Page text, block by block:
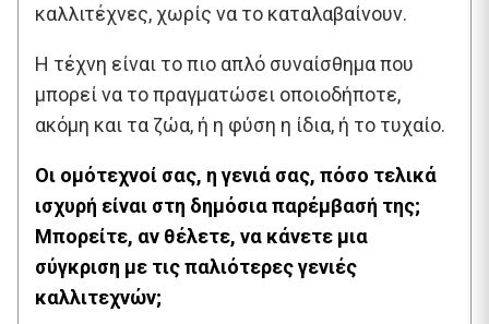
καλλιτέχνες, χωρίς να το καταλαβαίνουν.
Η τέχνη είναι το πιο απλό συναίσθημα που
μπορεί να το πραγματώσει οποιοδήποτε,
ακόμη και τα ζώα, ή η φύση η ίδια, ή το τυχαίο.
Οι ομότεχνοί σας, η γενιά σας, πόσο τελικά
ισχυρή είναι στη δημόσια παρέμβασή της;
Μπορείτε, αν θέλετε, να κάνετε μια
σύγκριση με τις παλιότερες γενιές
καλλιτεχνών;